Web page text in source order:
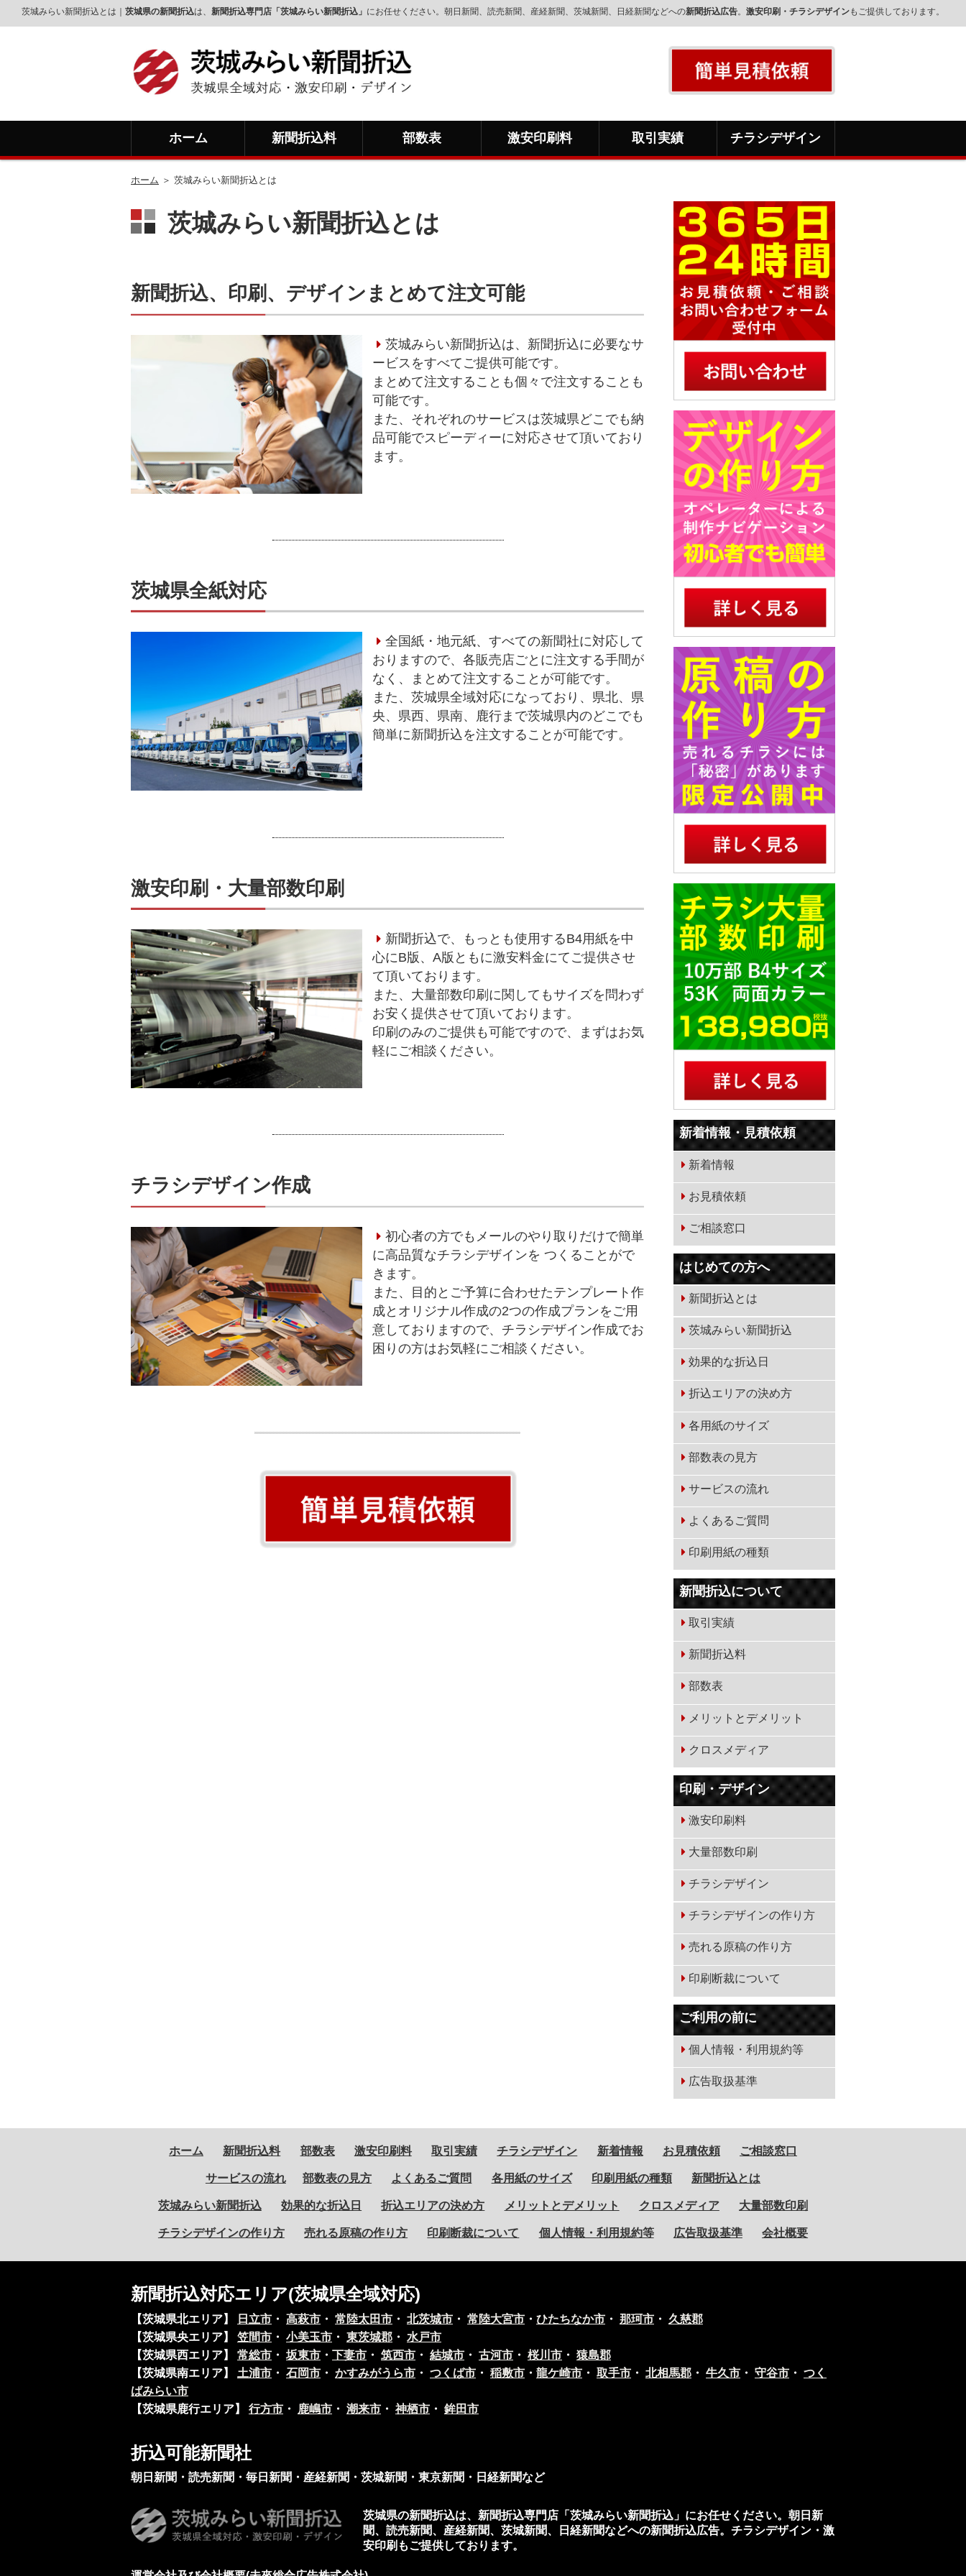
茨城みらい新聞折込とは｜ 茨城県の新聞折込は、 新聞折込専門店「茨城みらい新聞折込」 にお任せください。朝日新聞、読売新聞、産経新聞、茨城新聞、日経新聞などへの新聞折込広告。 激安印刷・チラシデザインもご提供しております。
ホーム 新聞折込料 部数表 激安印刷料 取引実績 チラシデザイン
ホーム ＞ 茨城みらい新聞折込とは
茨城みらい新聞折込とは
新聞折込、印刷、デザインまとめて注文可能
茨城みらい新聞折込は、新聞折込に必要なサ
ービスをすべてご提供可能です。
まとめて注文することも個々で注文することも
可能です。
また、それぞれのサービスは茨城県どこでも納
品可能でスピーディーに対応させて頂いており
ます。
茨城県全紙対応
全国紙・地元紙、すべての新聞社に対応して
おりますので、各販売店ごとに注文する手間が
なく、まとめて注文することが可能です。
また、茨城県全域対応になっており、県北、県
央、県西、県南、鹿行まで茨城県内のどこでも
簡単に新聞折込を注文することが可能です。
激安印刷・大量部数印刷
新聞折込で、もっとも使用するB4用紙を中
心にB版、A版ともに激安料金にてご提供させ
て頂いております。
また、大量部数印刷に関してもサイズを問わず
お安く提供させて頂いております。
印刷のみのご提供も可能ですので、まずはお気
軽にご相談ください。
チラシデザイン作成
初心者の方でもメールのやり取りだけで簡単
に高品質なチラシデザインを つくることがで
きます。
また、目的とご予算に合わせたテンプレート作
成とオリジナル作成の2つの作成プランをご用
意しておりますので、チラシデザイン作成でお
困りの方はお気軽にご相談ください。
新着情報・見積依頼
新着情報
お見積依頼
ご相談窓口
はじめての方へ
新聞折込とは
茨城みらい新聞折込
効果的な折込日
折込エリアの決め方
各用紙のサイズ
部数表の見方
サービスの流れ
よくあるご質問
印刷用紙の種類
新聞折込について
取引実績
新聞折込料
部数表
メリットとデメリット
クロスメディア
印刷・デザイン
激安印刷料
大量部数印刷
チラシデザイン
チラシデザインの作り方
売れる原稿の作り方
印刷断裁について
ご利用の前に
個人情報・利用規約等
広告取扱基準
ホーム 新聞折込料 部数表 激安印刷料 取引実績 チラシデザイン 新着情報 お見積依頼 ご相談窓口
サービスの流れ 部数表の見方 よくあるご質問 各用紙のサイズ 印刷用紙の種類 新聞折込とは
茨城みらい新聞折込 効果的な折込日 折込エリアの決め方 メリットとデメリット クロスメディア 大量部数印刷
チラシデザインの作り方 売れる原稿の作り方 印刷断裁について 個人情報・利用規約等 広告取扱基準 会社概要
新聞折込対応エリア(茨城県全域対応)
【茨城県北エリア】 日立市 ・ 高萩市 ・ 常陸太田市 ・ 北茨城市 ・ 常陸大宮市 ・ ひたちなか市 ・ 那珂市 ・ 久慈郡
【茨城県央エリア】 笠間市 ・ 小美玉市 ・ 東茨城郡 ・ 水戸市
【茨城県西エリア】 常総市 ・ 坂東市 ・ 下妻市 ・ 筑西市 ・ 結城市 ・ 古河市 ・ 桜川市 ・ 猿島郡
【茨城県南エリア】 土浦市 ・ 石岡市 ・ かすみがうら市 ・ つくば市 ・ 稲敷市 ・ 龍ケ崎市 ・ 取手市 ・ 北相馬郡 ・ 牛久市 ・ 守谷市 ・ つく
ばみらい市
【茨城県鹿行エリア】 行方市 ・ 鹿嶋市 ・ 潮来市 ・ 神栖市 ・ 鉾田市
折込可能新聞社
朝日新聞・読売新聞・毎日新聞・産経新聞・茨城新聞・東京新聞・日経新聞など
茨城県の新聞折込は、 新聞折込専門店「茨城みらい新聞折込」 にお任せください。朝日新
聞、読売新聞、産経新聞、茨城新聞、日経新聞などへの新聞折込広告。チラシデザイン ・激
安印刷 もご提供しております。